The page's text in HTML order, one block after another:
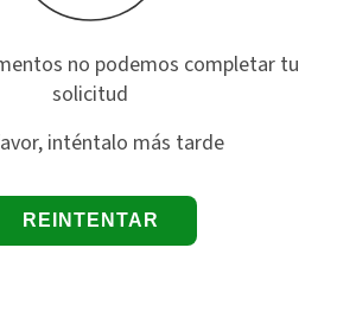
no podemos completar tu
solicitud
inténtalo más tarde
REINTENTAR